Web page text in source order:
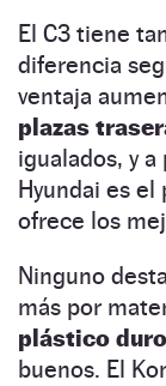
El C3 tiene
diferencia
ventaja
plazas
igualados, y
Hyundai es el
ofrece los
Ninguno
más por
plástico
buenos. El